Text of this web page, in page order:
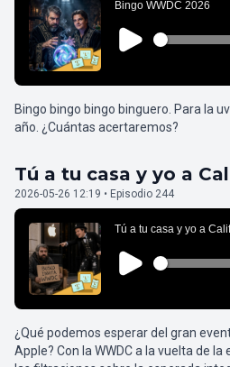
Bingo bingo bingo binguero. Para la
año. ¿Cuántas acertaremos?
Tú a tu casa y yo a
2026-05-26 12:19 • Episodio 244
¿Qué podemos esperar del gran
Apple? Con la WWDC a la vuelta de